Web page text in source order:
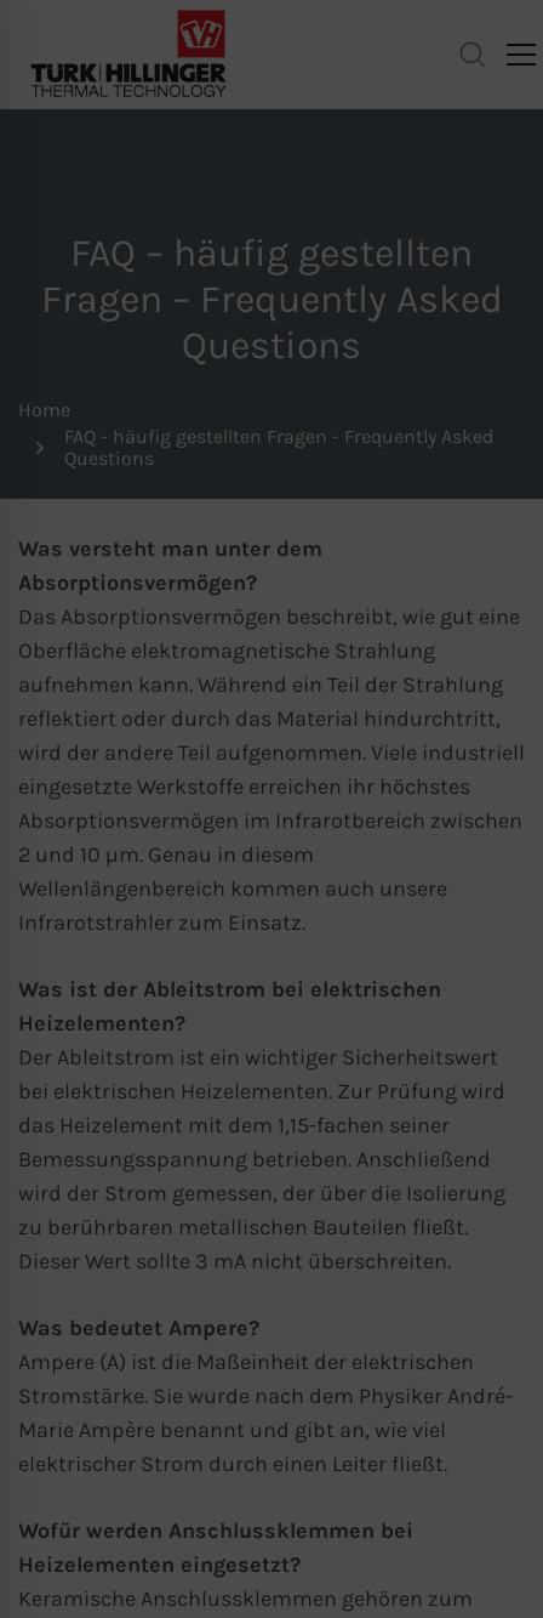
FAQ – häufig gestellten
Fragen – Frequently Asked
Questions
Home
FAQ - häufig gestellten Fragen - Frequently Asked
Questions
Was versteht man unter dem
Absorptionsvermögen?
Das Absorptionsvermögen beschreibt, wie gut eine
Oberfläche elektromagnetische Strahlung
aufnehmen kann. Während ein Teil der Strahlung
reflektiert oder durch das Material hindurchtritt,
wird der andere Teil aufgenommen. Viele industriell
eingesetzte Werkstoffe erreichen ihr höchstes
Absorptionsvermögen im Infrarotbereich zwischen
2 und 10 µm. Genau in diesem
Wellenlängenbereich kommen auch unsere
Infrarotstrahler zum Einsatz.
Was ist der Ableitstrom bei elektrischen
Heizelementen?
Der Ableitstrom ist ein wichtiger Sicherheitswert
bei elektrischen Heizelementen. Zur Prüfung wird
das Heizelement mit dem 1,15-fachen seiner
Bemessungsspannung betrieben. Anschließend
wird der Strom gemessen, der über die Isolierung
zu berührbaren metallischen Bauteilen fließt.
Dieser Wert sollte 3 mA nicht überschreiten.
Was bedeutet Ampere?
Ampere (A) ist die Maßeinheit der elektrischen
Stromstärke. Sie wurde nach dem Physiker André-
Marie Ampère benannt und gibt an, wie viel
elektrischer Strom durch einen Leiter fließt.
Wofür werden Anschlussklemmen bei
Heizelementen eingesetzt?
Keramische Anschlussklemmen gehören zum